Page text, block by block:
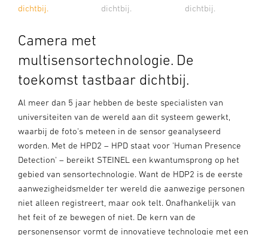
dichtbij.
dichtbij.
dichtbij.
Camera met
multisensortechnologie. De
toekomst tastbaar dichtbij.
Al meer dan 5 jaar hebben de beste specialisten van
universiteiten van de wereld aan dit systeem gewerkt,
waarbij de foto's meteen in de sensor geanalyseerd
worden. Met de HPD2 – HPD staat voor 'Human Presence
Detection' – bereikt STEINEL een kwantumsprong op het
gebied van sensortechnologie. Want de HDP2 is de eerste
aanwezigheidsmelder ter wereld die aanwezige personen
niet alleen registreert, maar ook telt. Onafhankelijk van
het feit of ze bewegen of niet. De kern van de
personensensor vormt de innovatieve technologie met een